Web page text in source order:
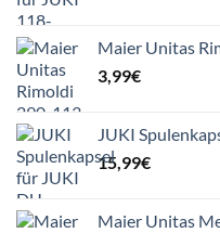
Maier Unitas
3,99€
JUKI
15,99€
Maier Unitas